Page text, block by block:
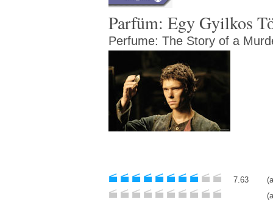
Parfüm: Egy Gyilkos
Perfume: The Story of a
7.63